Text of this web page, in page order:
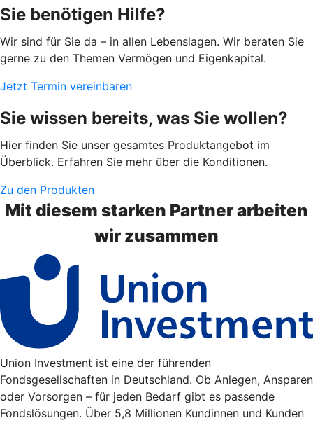
Sie benötigen Hilfe?
Wir sind für Sie da – in allen Lebenslagen. Wir beraten Sie
gerne zu den Themen Vermögen und Eigenkapital.
Jetzt Termin vereinbaren
Sie wissen bereits, was Sie wollen?
Hier finden Sie unser gesamtes Produktangebot im
Überblick. Erfahren Sie mehr über die Konditionen.
Zu den Produkten
Mit diesem starken Partner arbeiten
wir zusammen
Union Investment ist eine der führenden
Fondsgesellschaften in Deutschland. Ob Anlegen, Ansparen
oder Vorsorgen – für jeden Bedarf gibt es passende
Fondslösungen. Über 5,8 Millionen Kundinnen und Kunden